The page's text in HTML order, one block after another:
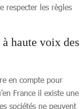
respecter les règles
haute voix des
en compte pour
France il existe une
sociétés ne peuvent